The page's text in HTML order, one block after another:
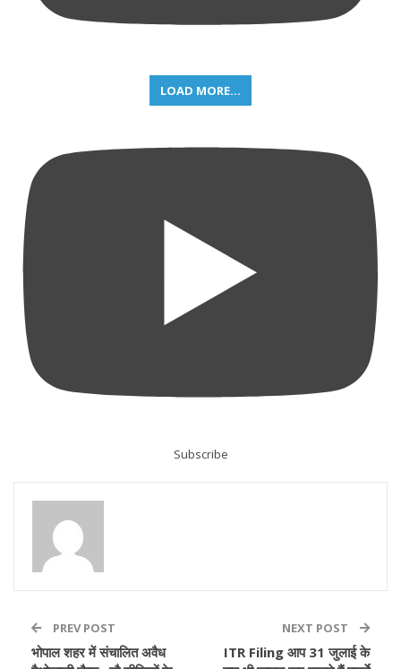
LOAD MORE...
Subscribe
PREV POST
भोपाल शहर में संचालित अवैध
NEXT POST
ITR Filing आप 31 जुलाई के